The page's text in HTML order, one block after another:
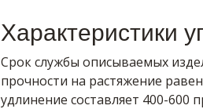
Характеристики
Срок службы описываемых
прочности на растяжение
удлинение составляет 400-